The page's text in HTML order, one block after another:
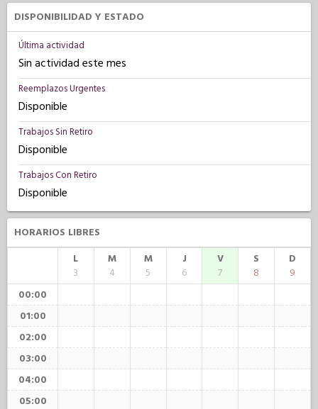
DISPONIBILIDAD Y ESTADO
Última actividad
Sin actividad este mes
Reemplazos Urgentes
Disponible
Trabajos Sin Retiro
Disponible
Trabajos Con Retiro
Disponible
HORARIOS LIBRES
L
3
M
4
M
5
J
6
V
7
S
8
D
9
00:00
01:00
02:00
03:00
04:00
05:00